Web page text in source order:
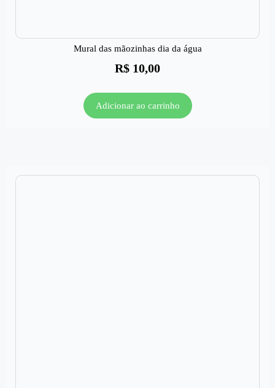
Mural das mãozinhas dia da água
R$ 10,00
Adicionar ao carrinho